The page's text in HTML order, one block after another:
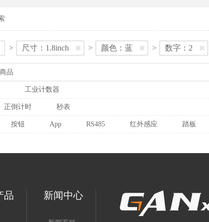
> 尺寸：1.8inch > 颜色：蓝 > 数字：2
品
工业计数器
正倒计时 秒表
按钮 App RS485 红外感应 踏板
品 新闻中心